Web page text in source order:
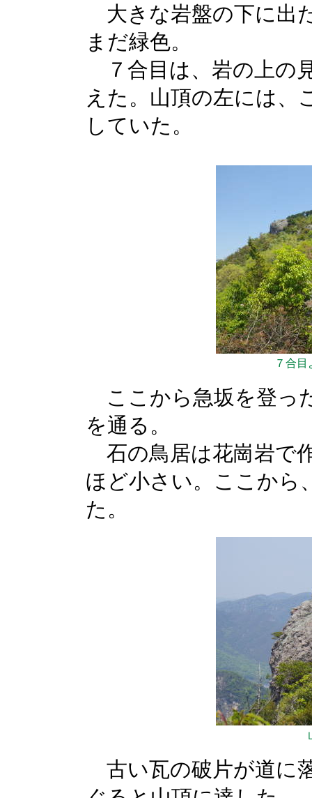
大きな岩盤の下に出
まだ緑色。
７合目は、岩の上の
えた。山頂の左には、
していた。
７合
ここから急坂を登っ
を通る。
石の鳥居は花崗岩で
ほど小さい。ここから
た。
古い瓦の破片が道に